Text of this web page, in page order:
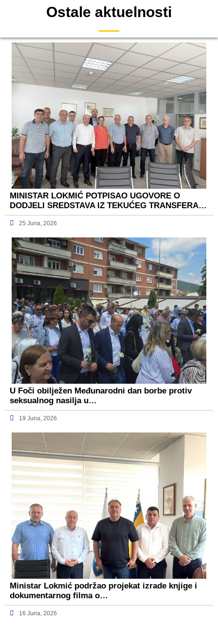
Ostale aktuelnosti
MINISTAR LOKMIĆ POTPISAO UGOVORE O
DODJELI SREDSTAVA IZ TEKUĆEG TRANSFERA…
25 Juna, 2026
U Foči obilježen Međunarodni dan borbe protiv
seksualnog nasilja u…
19 Juna, 2026
Ministar Lokmić podržao projekat izrade knjige i
dokumentarnog filma o…
16 Juna, 2026